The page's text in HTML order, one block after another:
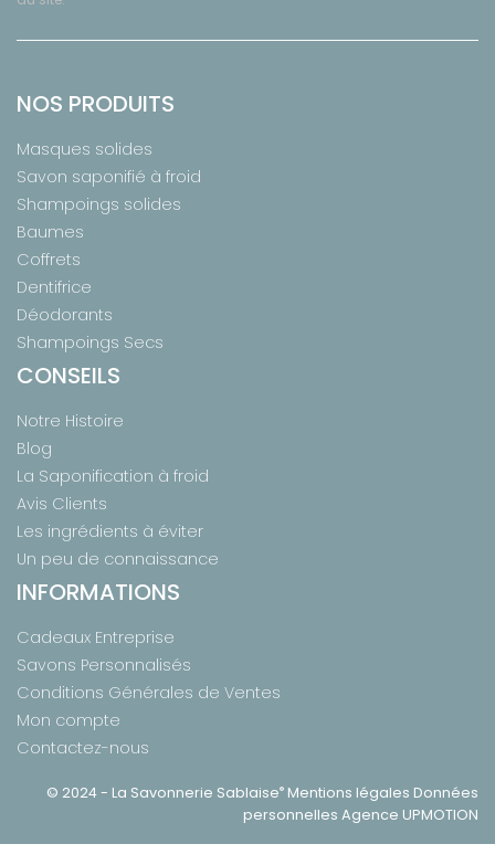
NOS PRODUITS
Masques solides
Savon saponifié à froid
Shampoings solides
Baumes
Coffrets
Dentifrice
Déodorants
Shampoings Secs
CONSEILS
Notre Histoire
Blog
La Saponification à froid
Avis Clients
Les ingrédients à éviter
Un peu de connaissance
INFORMATIONS
Cadeaux Entreprise
Savons Personnalisés
Conditions Générales de Ventes
Mon compte
Contactez-nous
© 2024 - La Savonnerie Sablaise® Mentions légales Données
personnelles Agence UPMOTION